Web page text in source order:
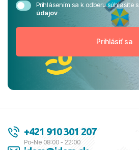
Prihlásením sa k odberu súhlasíte s
údajov
+421 910 301 207
Po-Ne 08:00 - 22:00